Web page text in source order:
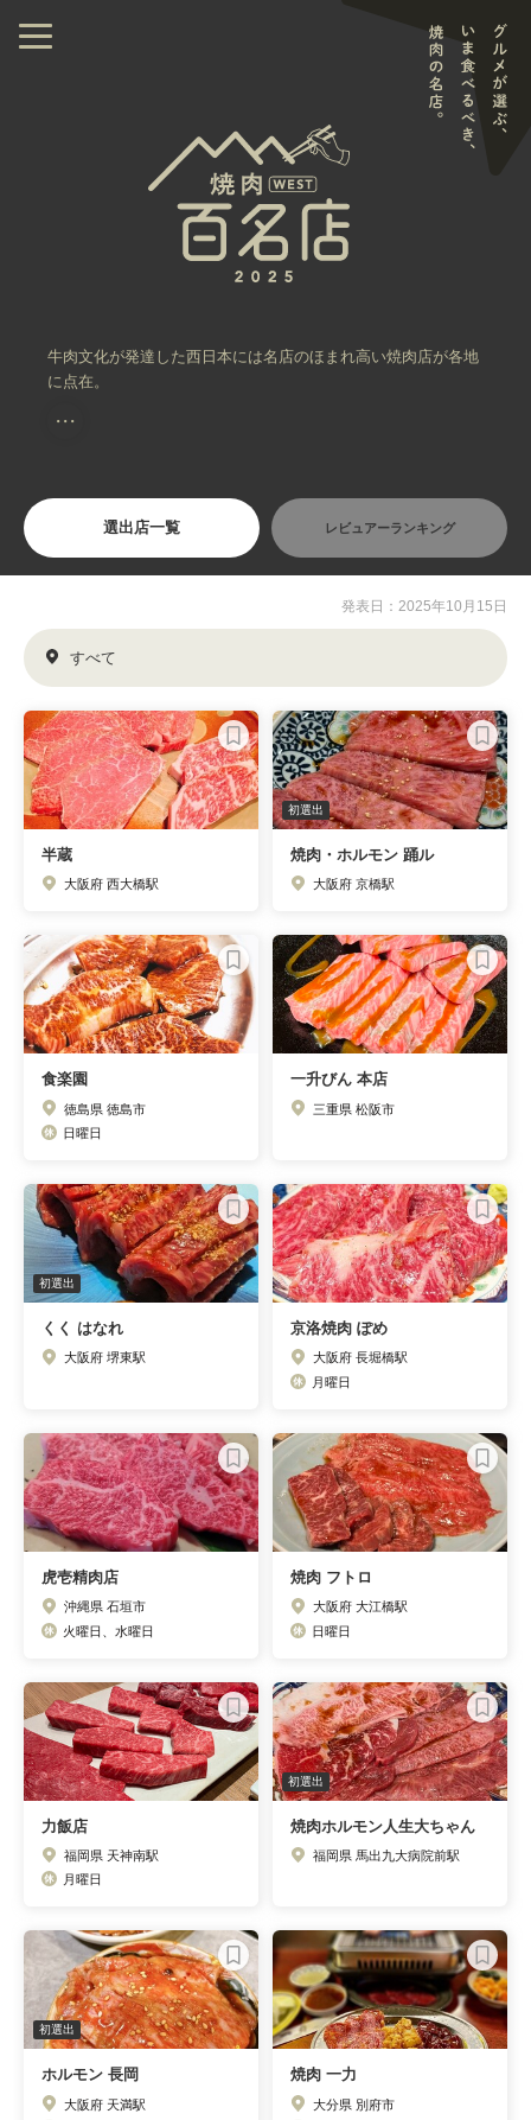
牛肉文化が発達した西日本には名店のほまれ高い焼肉店が各地
に点在。
・・・
選出店一覧 レビュアーランキング
発表日：2025年10月15日
すべて
半蔵
大阪府 西大橋駅
初選出
焼肉・ホルモン 踊ル
大阪府 京橋駅
食楽園
徳島県 徳島市
日曜日
一升びん 本店
三重県 松阪市
初選出
くく はなれ
大阪府 堺東駅
京洛焼肉 ぽめ
大阪府 長堀橋駅
月曜日
虎壱精肉店
沖縄県 石垣市
火曜日、水曜日
焼肉 フトロ
大阪府 大江橋駅
日曜日
力飯店
福岡県 天神南駅
月曜日
初選出
焼肉ホルモン人生大ちゃん
福岡県 馬出九大病院前駅
初選出
ホルモン 長岡
大阪府 天満駅
焼肉 一力
大分県 別府市